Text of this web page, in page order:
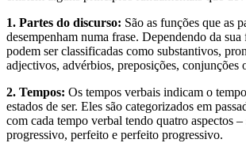
1. Partes do discurso: São as funções que as
desempenham numa frase. Dependendo da sua
podem ser classificadas como substantivos,
adjectivos, advérbios, preposições, conjunções
2. Tempos: Os tempos verbais indicam o
estados de ser. Eles são categorizados em
com cada tempo verbal tendo quatro aspectos –
progressivo, perfeito e perfeito progressivo.